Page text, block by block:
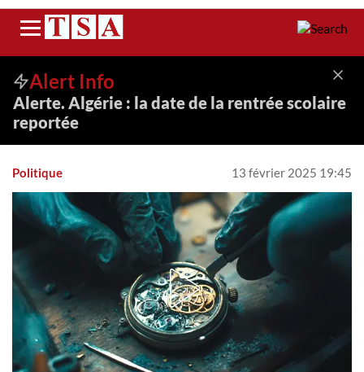
Menu
Alert Info
Alerte. Algérie : la date de la rentrée scolaire
reportée
Politique 13 février 2025 19:45